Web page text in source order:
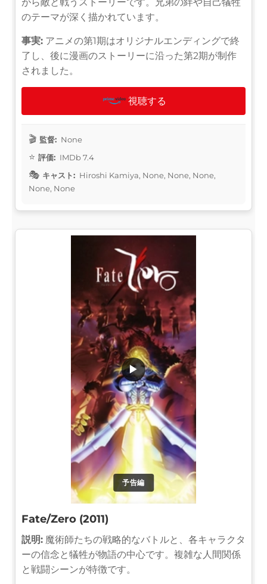
のテーマが深く描かれています。
事実: アニメの第1期はオリジナルエンディングで終
了し、後に漫画のストーリーに沿った第2期が制作
されました。
視聴する
監督: None
評価: IMDb 7.4
キャスト: Hiroshi Kamiya, None, None, None,
None, None
予告編
▶
Fate/Zero (2011)
説明: 魔術師たちの戦略的なバトルと、各キャラクタ
ーの信念と犠牲が物語の中心です。複雑な人間関係
と戦闘シーンが特徴です。